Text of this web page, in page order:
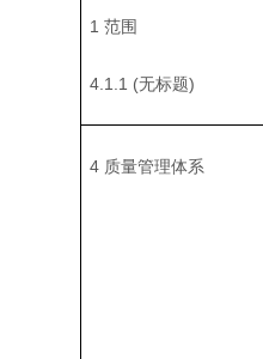
1 范围
4.1.1 (无标题)
4 质量管理体系